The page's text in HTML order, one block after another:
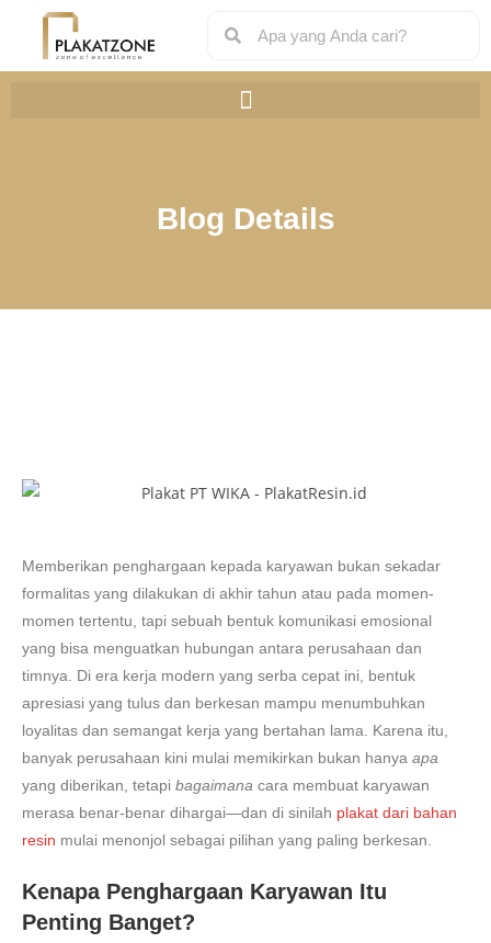
Blog Details
Memberikan penghargaan kepada karyawan bukan sekadar
formalitas yang dilakukan di akhir tahun atau pada momen-
momen tertentu, tapi sebuah bentuk komunikasi emosional
yang bisa menguatkan hubungan antara perusahaan dan
timnya. Di era kerja modern yang serba cepat ini, bentuk
apresiasi yang tulus dan berkesan mampu menumbuhkan
loyalitas dan semangat kerja yang bertahan lama. Karena itu,
banyak perusahaan kini mulai memikirkan bukan hanya apa
yang diberikan, tetapi bagaimana cara membuat karyawan
merasa benar-benar dihargai—dan di sinilah plakat dari bahan
resin mulai menonjol sebagai pilihan yang paling berkesan.
Kenapa Penghargaan Karyawan Itu
Penting Banget?